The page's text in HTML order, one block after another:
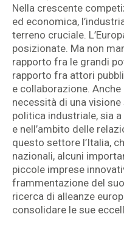
Nella crescente
ed economica,
terreno cruciale.
posizionate. Ma non
rapporto fra le grandi
rapporto fra attori
e collaborazione.
necessità di una
politica industriale, sia
e nell’ambito delle
questo settore l’Italia,
nazionali, alcuni
piccole imprese
frammentazione del
ricerca di alleanze
consolidare le sue